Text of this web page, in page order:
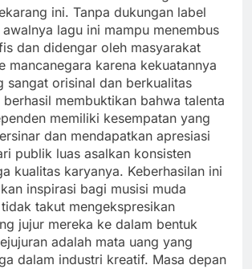
ini. Tanpa dukungan label
lagu ini mampu menembus
dan didengar oleh masyarakat
mancanegara karena kekuatannya
sangat orisinal dan berkualitas
membuktikan bahwa talenta
memiliki kesempatan yang
dan mendapatkan apresiasi
publik luas asalkan konsisten
kualitas karyanya. Keberhasilan ini
inspirasi bagi musisi muda
takut mengekspresikan
jujur mereka ke dalam bentuk
adalah mata uang yang
dalam industri kreatif. Masa depan